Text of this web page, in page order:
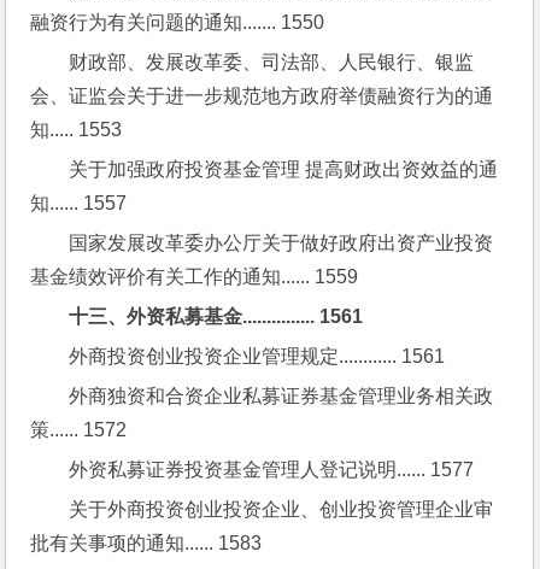
融资行为有关问题的通知....... 1550
财政部、发展改革委、司法部、人民银行、银监
会、证监会关于进一步规范地方政府举债融资行为的通
知..... 1553
关于加强政府投资基金管理 提高财政出资效益的通
知...... 1557
国家发展改革委办公厅关于做好政府出资产业投资
基金绩效评价有关工作的通知...... 1559
十三、外资私募基金............... 1561
外商投资创业投资企业管理规定............ 1561
外商独资和合资企业私募证券基金管理业务相关政
策...... 1572
外资私募证券投资基金管理人登记说明...... 1577
关于外商投资创业投资企业、创业投资管理企业审
批有关事项的通知...... 1583